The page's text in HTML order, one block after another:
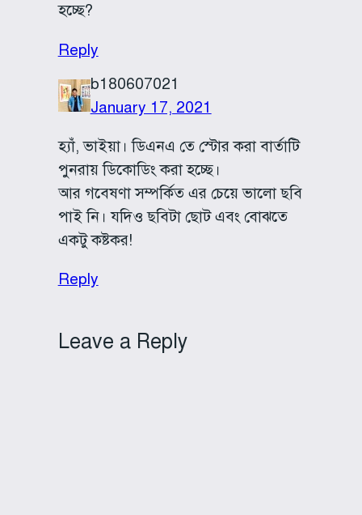
হচ্ছে?
Reply
b180607021
January 17, 2021
হ্যাঁ, ভাইয়া। ডিএনএ তে স্টোর করা বার্তাটি
পুনরায় ডিকোডিং করা হচ্ছে।
আর গবেষণা সম্পর্কিত এর চেয়ে ভালো ছবি
পাই নি। যদিও ছবিটা ছোট এবং বোঝতে
একটু কষ্টকর!
Reply
Leave a Reply